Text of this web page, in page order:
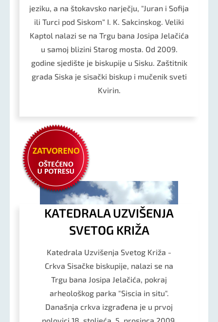
KATEDRALA UZVIŠENJA
SVETOG KRIŽA
Katedrala Uzvišenja Svetog Križa -
Crkva Sisačke biskupije, nalazi se na
Trgu bana Josipa Jelačića, pokraj
arheološkog parka "Siscia in situ".
Današnja crkva izgrađena je u prvoj
polovici 18. stoljeća. 5. prosinca 2009.
jeziku, a na štokavsko narječju, "Juran i Sofija
ili Turci pod Siskom“ I. K. Sakcinskog. Veliki
Kaptol nalazi se na Trgu bana Josipa Jelačića
u samoj blizini Starog mosta. Od 2009.
godine sjedište je biskupije u Sisku. Zaštitnik
grada Siska je sisački biskup i mučenik sveti
Kvirin.